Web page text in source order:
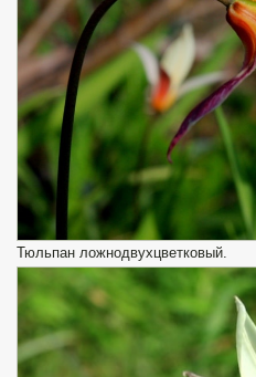
Тюльпан ложнодвухцветковый.